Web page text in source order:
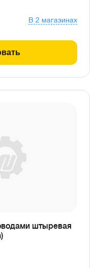
В 2 магазинах
штыревая